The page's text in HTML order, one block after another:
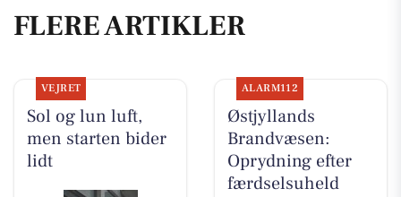
FLERE ARTIKLER
VEJRET
Sol og lun luft,
men starten bider
lidt
ALARM112
Østjyllands
Brandvæsen:
Oprydning efter
færdselsuheld